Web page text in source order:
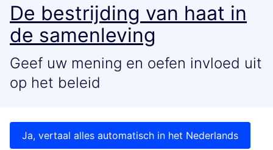
De bestrijding van haat in
de samenleving
Geef uw mening en oefen invloed uit
op het beleid
Ja, vertaal alles automatisch in het Nederlands